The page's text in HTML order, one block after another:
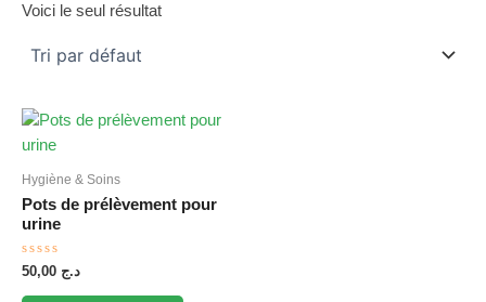
Voici le seul résultat
Hygiène & Soins
Pots de prélèvement pour
urine
Note
sur
د.ج